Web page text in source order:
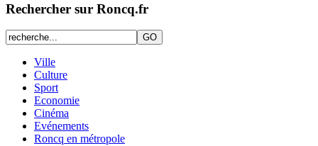
Rechercher sur Roncq.fr
Ville
Culture
Sport
Economie
Cinéma
Evénements
Roncq en métropole